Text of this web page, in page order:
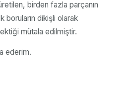
birden fazla parçanın
boruların dikişli olarak
mütala edilmiştir.
ederim.